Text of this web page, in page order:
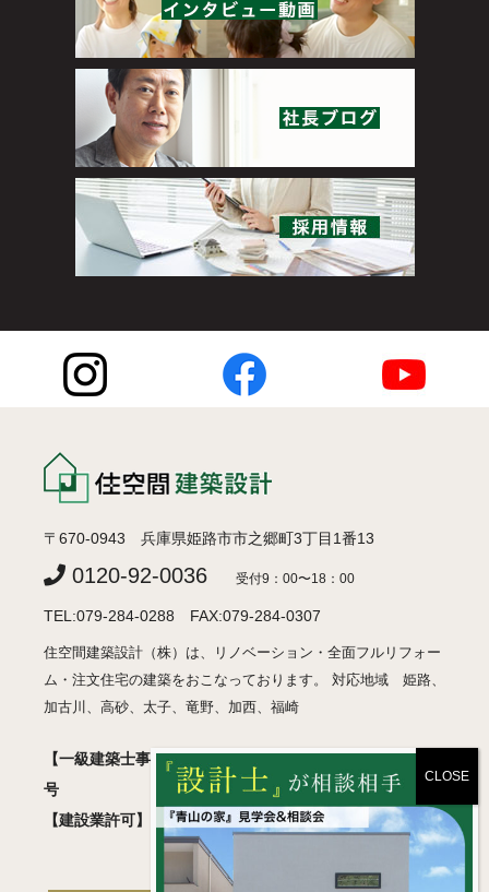
〒670-0943 兵庫県姫路市市之郷町3丁目1番13
0120-92-0036 受付9：00〜18：00
TEL:079-284-0288 FAX:079-284-0307
住空間建築設計（株）は、リノベーション・全面フルリフォー
ム・注文住宅の建築をおこなっております。 対応地域 姫路、
加古川、高砂、太子、竜野、加西、福崎
【一級建築士事務所】 兵庫県知事登録 許可01A05018
号
【建設業許可】 兵庫県知事登録 般-2 第460830号